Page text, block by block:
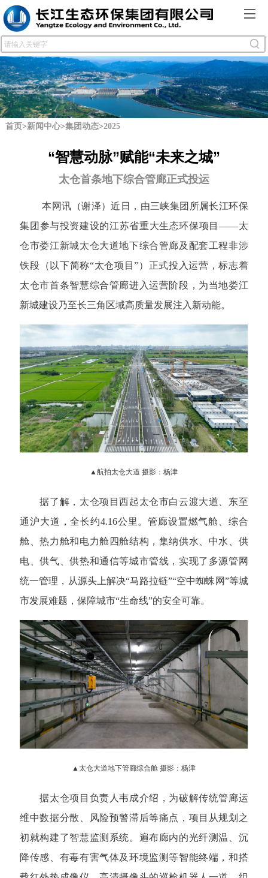
首页>新闻中心>集团动态>2025
“智慧动脉”赋能“未来之城”
太仓首条地下综合管廊正式投运
本网讯（谢泽）近日，由三峡集团所属长江环保
集团参与投资建设的江苏省重大生态环保项目——太
仓市娄江新城太仓大道地下综合管廊及配套工程非涉
铁段（以下简称“太仓项目”）正式投入运营，标志着
太仓市首条智慧综合管廊进入运营阶段，为当地娄江
新城建设乃至长三角区域高质量发展注入新动能。
▲航拍太仓大道 摄影：杨津
据了解，太仓项目西起太仓市白云渡大道、东至
通沪大道，全长约4.16公里。管廊设置燃气舱、综合
舱、热力舱和电力舱四舱结构，集纳供水、中水、供
电、供气、供热和通信等城市管线，实现了多源管网
统一管理，从源头上解决“马路拉链”“空中蜘蛛网”等城
市发展难题，保障城市“生命线”的安全可靠。
▲太仓大道地下管廊综合舱 摄影：杨津
据太仓项目负责人韦成介绍，为破解传统管廊运
维中数据分散、风险预警滞后等痛点，项目从规划之
初就构建了智慧监测系统。遍布廊内的光纤测温、沉
降传感、有毒有害气体及环境监测等智能终端，和搭